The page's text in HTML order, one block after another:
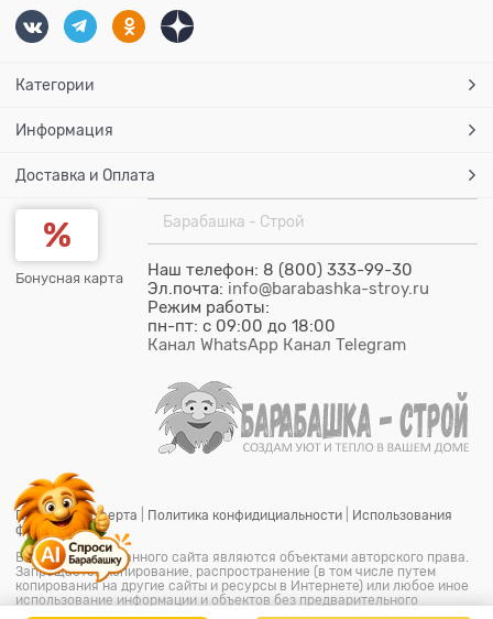
Категории
Информация
Доставка и Оплата
Бонусная карта
Барабашка - Строй
Наш телефон: 8 (800) 333-99-30
Эл.почта: info@barabashka-stroy.ru
Режим работы:
пн-пт: c 09:00 до 18:00
Канал WhatsApp Канал Telegram
Публичная оферта Политика конфидициальности
Использования
файлов cookie
Все материалы данного сайта являются объектами авторского права.
Запрещается копирование, распространение (в том числе путем
копирования на другие сайты и ресурсы в Интернете) или любое иное
использование информации и объектов без предварительного
согласия правообладателя.